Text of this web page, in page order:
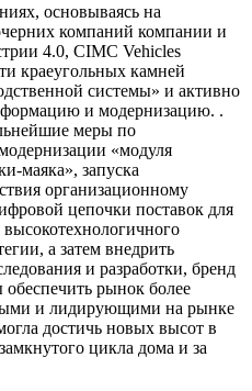
основываясь на
компаний компании и
4.0, CIMC Vehicles
краеугольных камней
системы» и активно
и модернизацию. .
меры по
«модуля
маяка», запуска
организационному
цепочки поставок для
а затем внедрить
и разработки, бренд
рынок более
и лидирующими на рынке
достичь новых высот в
цикла дома и за